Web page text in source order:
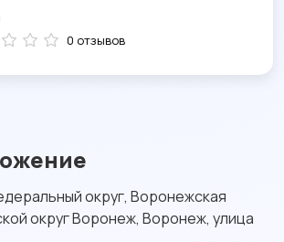
округ, Воронежская
округ Воронеж, Воронеж, улица
0 отзывов